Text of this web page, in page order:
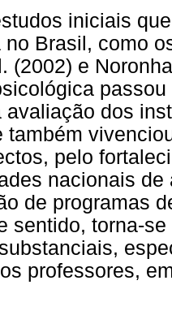
iniciais
Brasil, como
(2002) e
avaliação dos
também
pelo
nacionais
de programas
sentido, torna-
professores,